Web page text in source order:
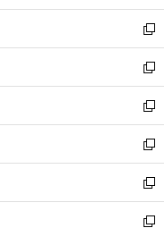
開
く
ン
ド
ウ
で
開
く
ウ
ィ
ン
ド
ウ
で
開
く
し
い
ウ
ィ
ン
ド
ウ
で
開
く
新
し
い
ウ
ィ
ン
ド
ウ
で
開
く
新
し
い
ウ
ィ
ン
ド
ウ
で
新
し
い
ウ
ィ
ン
ド
新
し
い
ウ
ィ
新
し
い
新